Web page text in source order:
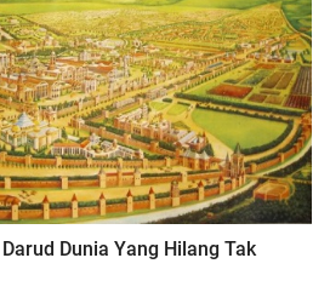
Dunia Yang Hilang Tak